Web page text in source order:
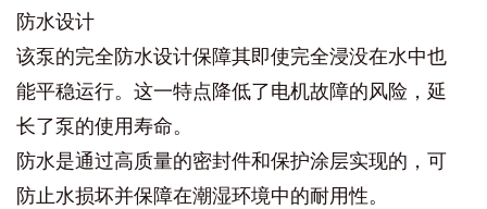
防水设计
该泵的完全防水设计保障其即使完全浸没在水中也
能平稳运行。这一特点降低了电机故障的风险，延
长了泵的使用寿命。
防水是通过高质量的密封件和保护涂层实现的，可
防止水损坏并保障在潮湿环境中的耐用性。